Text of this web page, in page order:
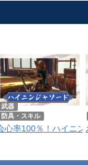
スメのMR片手剣装備
武器
防具・スキル
心率100％！ハイニ